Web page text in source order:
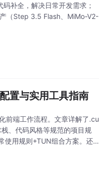
补全，解决日常开发需求；
（Step 3.5 Flash、MiMo-V2-
置与实用工具指南
前端工作流程。文章详解了.cu
、代码风格等规范的项目规
使用规则+TUN组合方案。还